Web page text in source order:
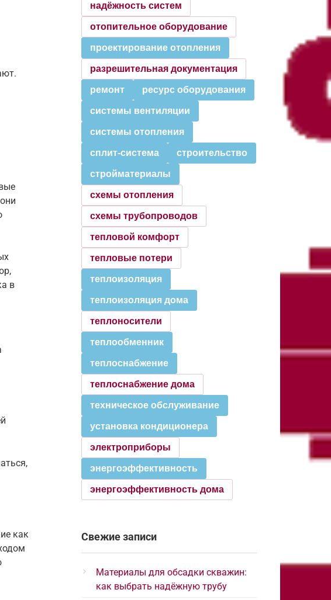
в
как
надёжность систем
отопительное оборудование
проектирование отопления
разрешительная документация
ремонт ресурс оборудования
системы вентиляции
системы отопления
сплит-система строительство
стройматериалы
схемы отопления
схемы трубопроводов
тепловой комфорт
тепловые потери
теплоизоляция
теплоизоляция дома
теплоносители
теплообменник
теплоснабжение
теплоснабжение дома
техническое обслуживание
установка кондиционера
электроприборы
энергоэффективность
энергоэффективность дома
Свежие записи
Материалы для обсадки скважин:
как выбрать надёжную трубу